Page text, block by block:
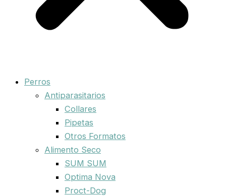
Perros
Antiparasitarios
Collares
Pipetas
Otros Formatos
Alimento Seco
SUM SUM
Optima Nova
Proct-Dog